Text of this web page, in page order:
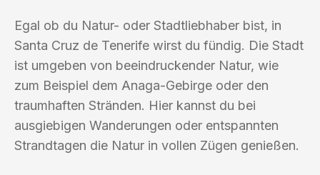
Egal ob du Natur- oder Stadtliebhaber bist, in
Santa Cruz de Tenerife wirst du fündig. Die Stadt
ist umgeben von beeindruckender Natur, wie
zum Beispiel dem Anaga-Gebirge oder den
traumhaften Stränden. Hier kannst du bei
ausgiebigen Wanderungen oder entspannten
Strandtagen die Natur in vollen Zügen genießen.